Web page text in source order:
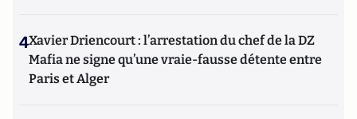
4Xavier Driencourt : l’arrestation du chef de la DZ
Mafia ne signe qu’une vraie-fausse détente entre
Paris et Alger